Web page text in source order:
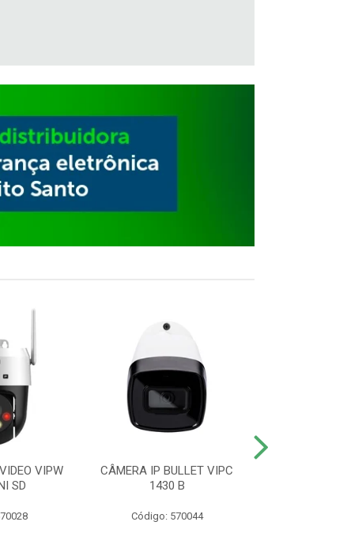
VIPW
SD
CÂMERA IP BULLET VIPC
1430 B
Código: 570044